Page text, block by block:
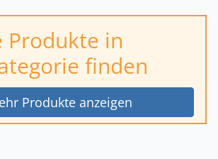
Produkte in
finden
Produkte anzeigen